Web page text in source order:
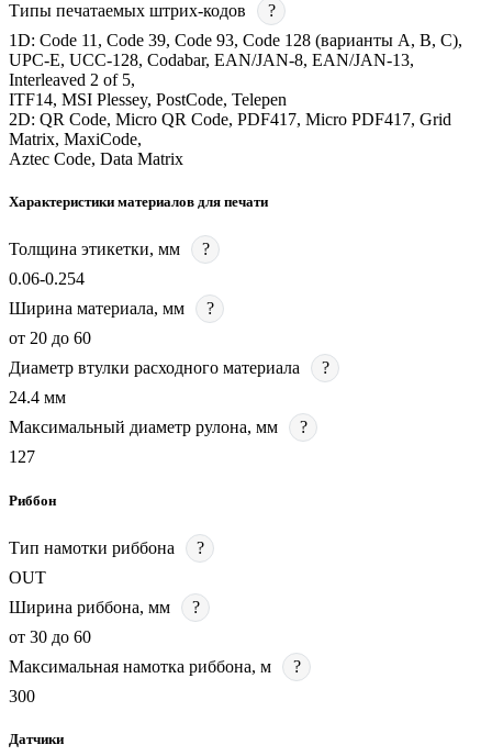
Типы печатаемых штрих-кодов
?
1D: Code 11, Code 39, Code 93, Code 128 (варианты A, B, C),
UPC-E, UCC-128, Codabar, EAN/JAN-8, EAN/JAN-13,
Interleaved 2 of 5,
ITF14, MSI Plessey, PostCode, Telepen
2D: QR Code, Micro QR Code, PDF417, Micro PDF417, Grid
Matrix, MaxiCode,
Aztec Code, Data Matrix
Характеристики материалов для печати
Толщина этикетки, мм
?
0.06-0.254
Ширина материала, мм
?
от 20 до 60
Диаметр втулки расходного материала
?
24.4 мм
Максимальный диаметр рулона, мм
?
127
Риббон
Тип намотки риббона
?
OUT
Ширина риббона, мм
?
от 30 до 60
Максимальная намотка риббона, м
?
300
Датчики